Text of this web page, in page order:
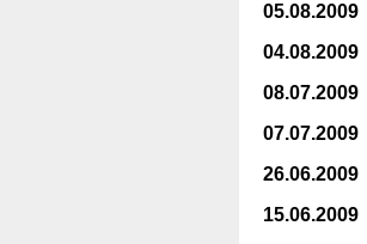
05.08.2009
04.08.2009
08.07.2009
07.07.2009
26.06.2009
15.06.2009